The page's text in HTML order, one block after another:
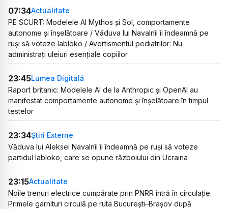
07:34Actualitate
PE SCURT: Modelele AI Mythos și Sol, comportamente
autonome și înșelătoare / Văduva lui Navalnîi îi îndeamnă pe
ruși să voteze Iabloko / Avertismentul pediatrilor: Nu
administrați uleiuri esențiale copiilor
23:45Lumea Digitală
Raport britanic: Modelele AI de la Anthropic și OpenAI au
manifestat comportamente autonome și înșelătoare în timpul
testelor
23:34Știri Externe
Văduva lui Aleksei Navalnîi îi îndeamnă pe ruși să voteze
partidul Iabloko, care se opune războiului din Ucraina
23:15Actualitate
Noile trenuri electrice cumpărate prin PNRR intră în circulație.
Primele garnituri circulă pe ruta București–Brașov după